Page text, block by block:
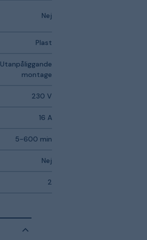
Nej
Plast
Utanpåliggande
montage
230 V
16 A
5-600 min
Nej
2